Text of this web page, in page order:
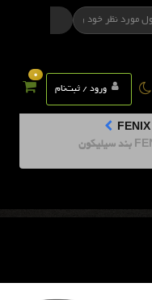
ورود / ثبت‌نام
0